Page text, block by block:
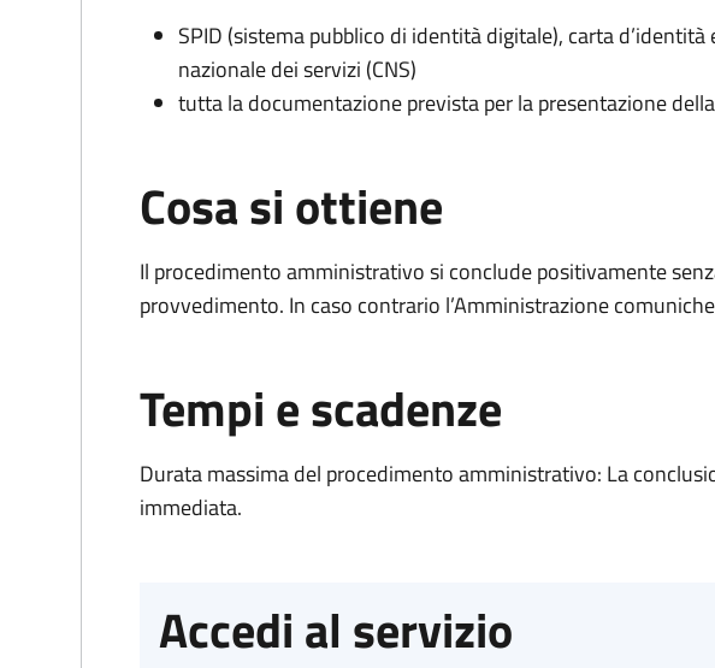
SPID (sistema pubblico di identità digitale), carta d’identità
nazionale dei servizi (CNS)
tutta la documentazione prevista per la presentazione
Cosa si ottiene
Il procedimento amministrativo si conclude positivamente
provvedimento. In caso contrario l’Amministrazione
Tempi e scadenze
Durata massima del procedimento amministrativo: La
immediata.
Accedi al servizio